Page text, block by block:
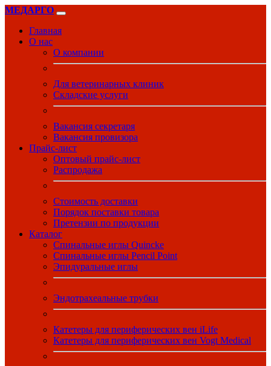
МЕДАРГО
Главная
О нас
О компании
Для ветеринарных клиник
Складские услуги
Вакансия секретаря
Вакансия провизора
Прайс-лист
Оптовый прайс-лист
Распродажа
Стоимость доставки
Порядок поставки товара
Претензии по продукции
Каталог
Спинальные иглы Quincke
Спинальные иглы Pencil Point
Эпидуральные иглы
Эндотрахеальные трубки
Катетеры для периферических вен iLife
Катетеры для периферических вен Vogt Medical